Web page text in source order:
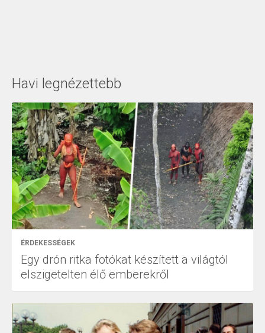
Havi legnézettebb
ÉRDEKESSÉGEK
Egy drón ritka fotókat készített a világtól
elszigetelten élő emberekről